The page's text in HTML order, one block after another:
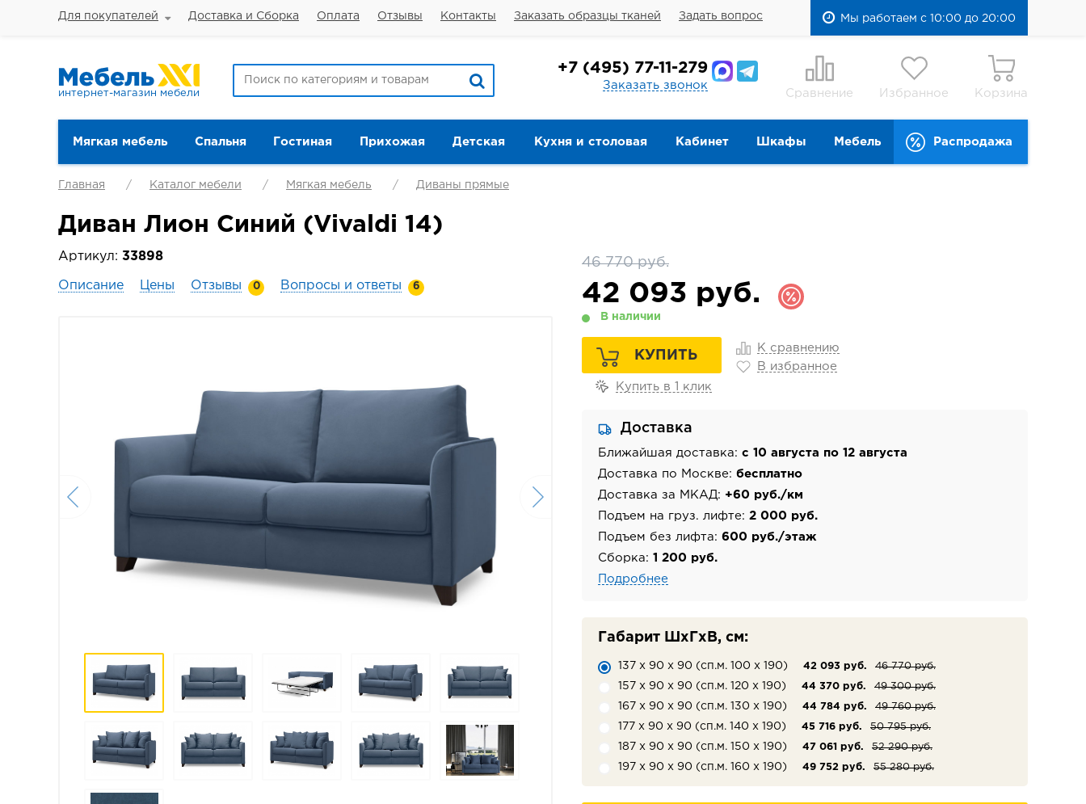
Для покупателей Доставка и Сборка Оплата Отзывы Контакты Заказать образцы тканей Задать вопрос Мы работаем с 10:00 до 20:00
интернет-магазин мебели
+7 (495) 77-11-279
Заказать звонок
Сравнение Избранное Корзина
Мягкая мебель Спальня Гостиная Прихожая Детская Кухня и столовая Кабинет Шкафы Мебель Распродажа
Главная Каталог мебели Мягкая мебель Диваны прямые
Диван Лион Синий (Vivaldi 14)
Артикул: 33898
Описание Цены Отзывы 0 Вопросы и ответы 6
46 770 руб.
42 093 руб.
В наличии
КУПИТЬ
К сравнению
В избранное
Купить в 1 клик
Доставка
Ближайшая доставка: с 10 августа по 12 августа
Доставка по Москве: бесплатно
Доставка за МКАД: +60 руб./км
Подъем на груз. лифте: 2 000 руб.
Подъем без лифта: 600 руб./этаж
Сборка: 1 200 руб.
Подробнее
Габарит ШхГхВ, см:
137 х 90 х 90 (сп.м. 100 х 190) 42 093 руб. 46 770 руб.
157 х 90 х 90 (сп.м. 120 х 190) 44 370 руб. 49 300 руб.
167 х 90 х 90 (сп.м. 130 х 190) 44 784 руб. 49 760 руб.
177 х 90 х 90 (сп.м. 140 х 190) 45 716 руб. 50 795 руб.
187 х 90 х 90 (сп.м. 150 х 190) 47 061 руб. 52 290 руб.
197 х 90 х 90 (сп.м. 160 х 190) 49 752 руб. 55 280 руб.